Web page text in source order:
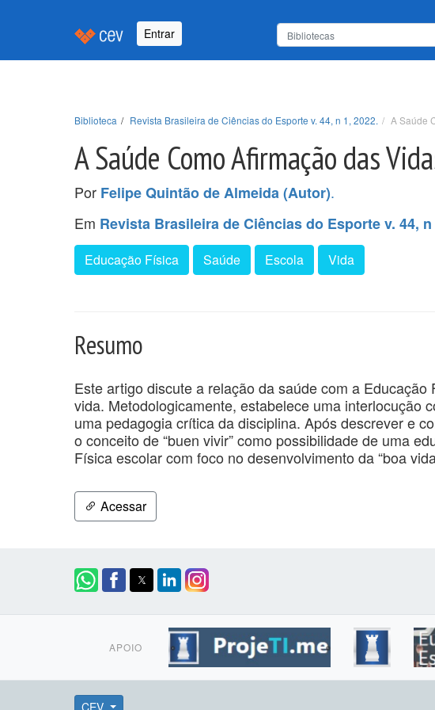
Entrar
Biblioteca Revista Brasileira de Ciências do Esporte v. 44, n 1, 2022. A Saúde
A Saúde Como Afirmação das
Por Felipe Quintão de Almeida (Autor).
Em Revista Brasileira de Ciências do Esporte v. 44, n
Educação Física Saúde Escola Vida
Resumo
Este artigo discute a relação da saúde com a
vida. Metodologicamente, estabelece uma interlocução
uma pedagogia crítica da disciplina. Após descrever e
o conceito de “buen vivir” como possibilidade de uma
Física escolar com foco no desenvolvimento da “boa
Acessar
APOIO
CEV